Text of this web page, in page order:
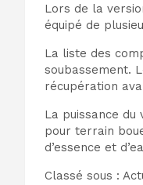
Lors de la
équipé de
La liste des
soubassement.
récupération
La puissance du
pour terrain
d’essence et
Classé sous :